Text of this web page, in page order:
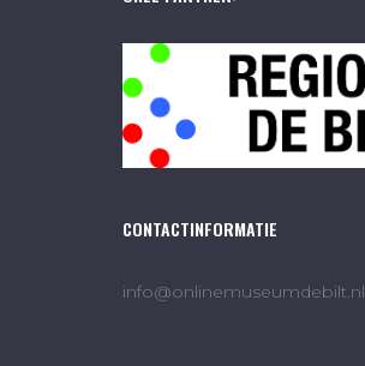
CONTACTINFORMATIE
info@onlinemuseumdebilt.nl